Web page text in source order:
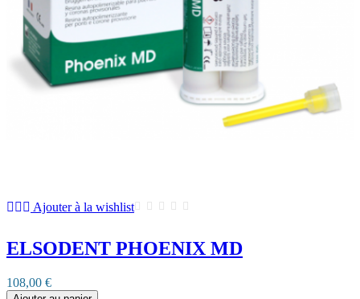
Ajouter à la wishlist
ELSODENT PHOENIX MD
108,00 €